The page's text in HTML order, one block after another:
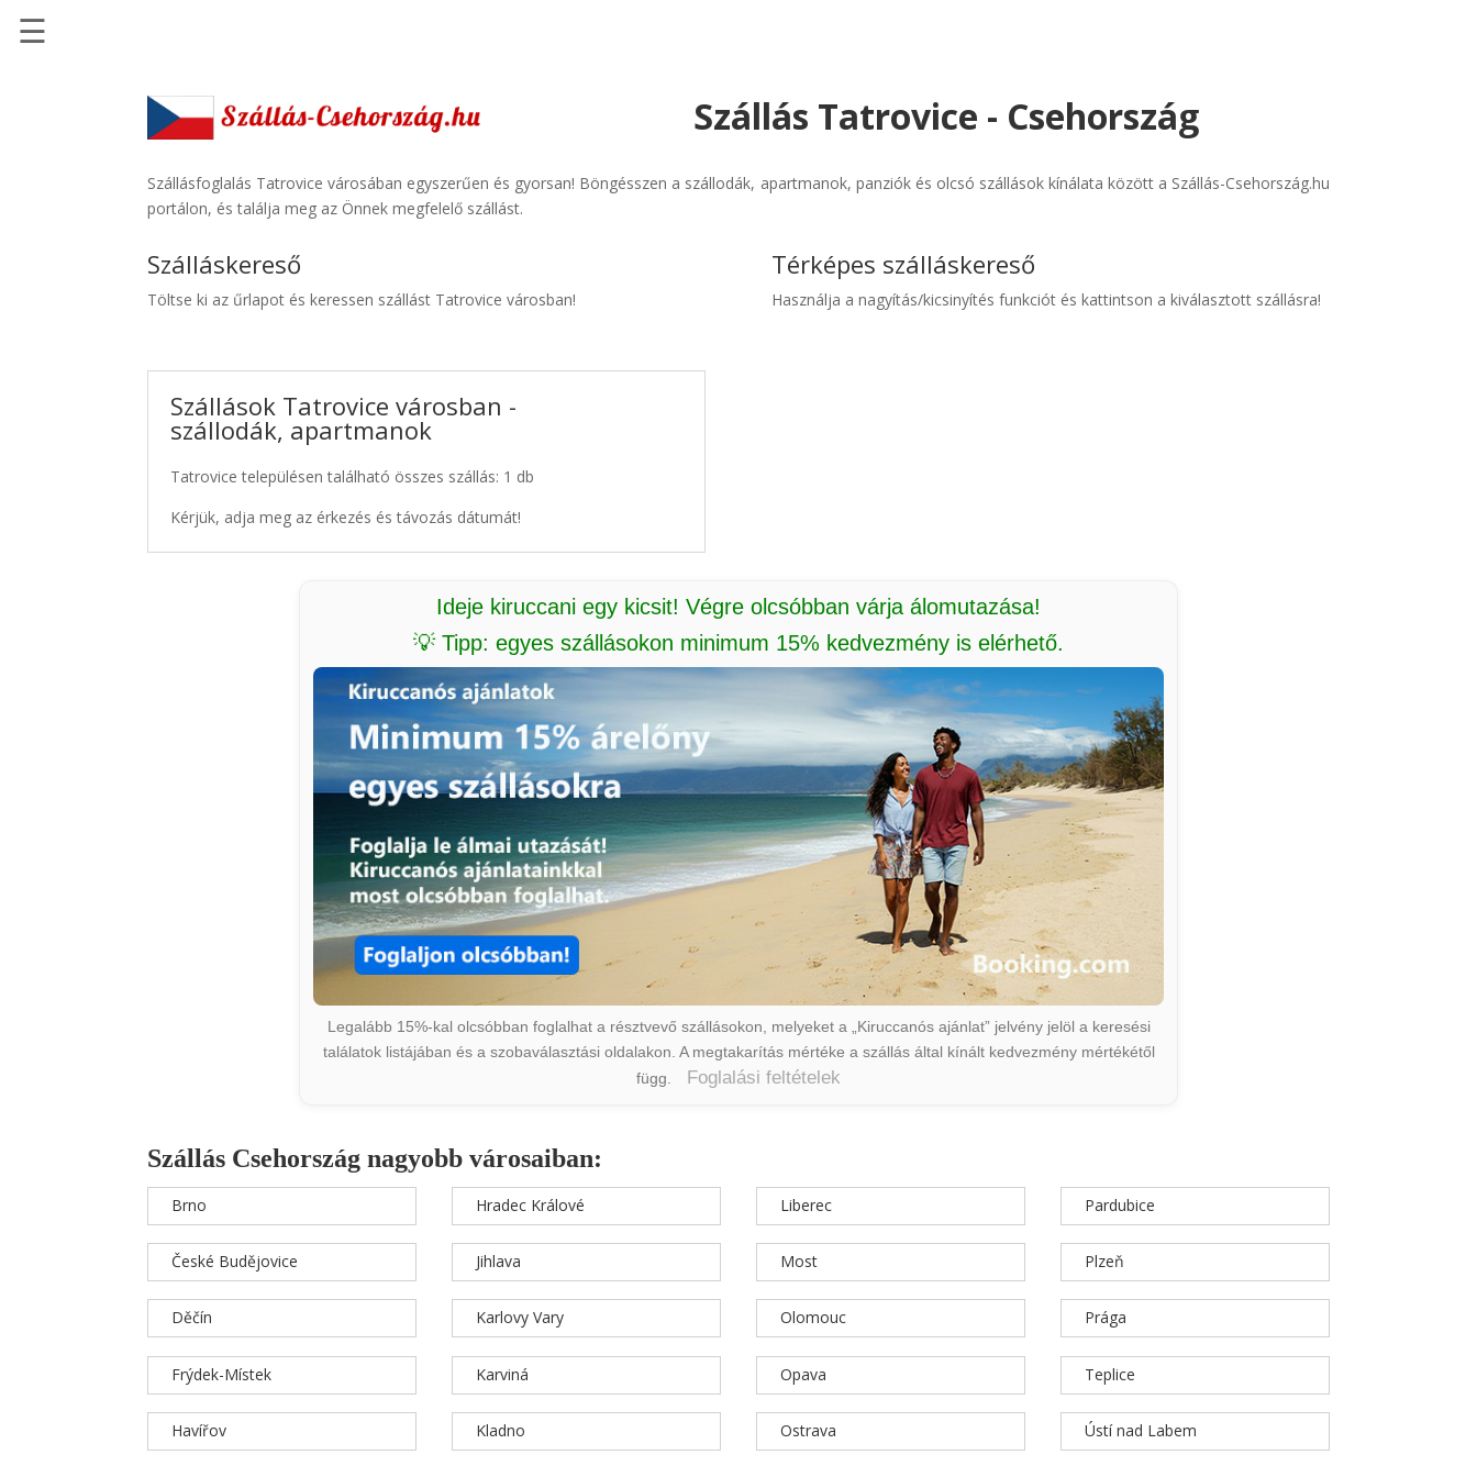
Szállásinfo.eu
Repülőjegy
pénzvisszatérítéssel
Autóbérlés
☰
Szállás Tatrovice - Csehország
Szállásfoglalás Tatrovice városában egyszerűen és gyorsan! Böngésszen a szállodák, apartmanok, panziók és olcsó szállások kínálata között a Szállás-Csehország.hu
portálon, és találja meg az Önnek megfelelő szállást.
Szálláskereső
Töltse ki az űrlapot és keressen szállást Tatrovice városban!
Szállások Tatrovice városban -
szállodák, apartmanok
Tatrovice településen található összes szállás: 1 db
Kérjük, adja meg az érkezés és távozás dátumát!
Térképes szálláskereső
Használja a nagyítás/kicsinyítés funkciót és kattintson a kiválasztott szállásra!
Ideje kiruccani egy kicsit! Végre olcsóbban várja álomutazása!
💡 Tipp: egyes szállásokon minimum 15% kedvezmény is elérhető.
Legalább 15%-kal olcsóbban foglalhat a résztvevő szállásokon, melyeket a „Kiruccanós ajánlat” jelvény jelöl a keresési
találatok listájában és a szobaválasztási oldalakon. A megtakarítás mértéke a szállás által kínált kedvezmény mértékétől
függ.
Foglalási feltételek
Szállás Csehország nagyobb városaiban:
Brno
České Budějovice
Děčín
Frýdek-Místek
Havířov
Hradec Králové
Jihlava
Karlovy Vary
Karviná
Kladno
Liberec
Most
Olomouc
Opava
Ostrava
Pardubice
Plzeň
Prága
Teplice
Ústí nad Labem